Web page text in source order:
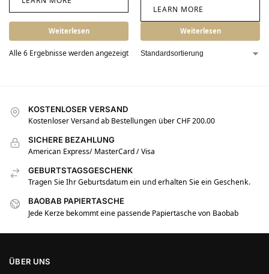
Weiterlesen
LEARN MORE
Weiterlesen
Alle 6 Ergebnisse werden angezeigt
KOSTENLOSER VERSAND
Kostenloser Versand ab Bestellungen über CHF 200.00
SICHERE BEZAHLUNG
American Express/ MasterCard / Visa
GEBURTSTAGSGESCHENK
Tragen Sie Ihr Geburtsdatum ein und erhalten Sie ein Geschenk.
BAOBAB PAPIERTASCHE
Jede Kerze bekommt eine passende Papiertasche von Baobab
ÜBER UNS